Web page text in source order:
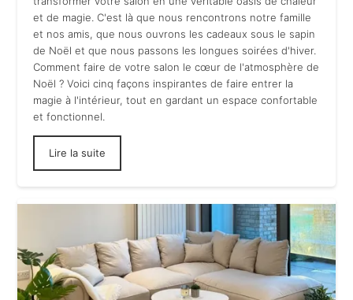
et de magie. C'est là que nous rencontrons notre famille
et nos amis, que nous ouvrons les cadeaux sous le sapin
de Noël et que nous passons les longues soirées d'hiver.
Comment faire de votre salon le cœur de l'atmosphère de
Noël ? Voici cinq façons inspirantes de faire entrer la
magie à l'intérieur, tout en gardant un espace confortable
et fonctionnel.
Lire la suite